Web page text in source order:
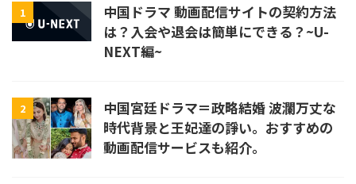
1
中国ドラマ 動画配信サイトの契約方法
は？入会や退会は簡単にできる？~U-
NEXT編~
2
中国宮廷ドラマ＝政略結婚 波瀾万丈な
時代背景と王妃達の諍い。おすすめの
動画配信サービスも紹介。